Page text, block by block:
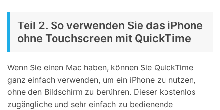
Teil 2. So verwenden Sie das iPhone
ohne Touchscreen mit QuickTime
Wenn Sie einen Mac haben, können Sie QuickTime
ganz einfach verwenden, um ein iPhone zu nutzen,
ohne den Bildschirm zu berühren. Dieser kostenlos
zugängliche und sehr einfach zu bedienende